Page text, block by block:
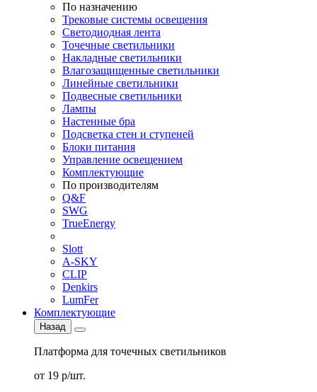
По назначению
Трековые системы освещения
Светодиодная лента
Точечные светильники
Накладные светильники
Влагозащищенные светильники
Линейные светильники
Подвесные светильники
Лампы
Настенные бра
Подсветка стен и ступеней
Блоки питания
Управление освещением
Комплектующие
По производителям
Q&F
SWG
TrueEnergy
Slott
A-SKY
CLIP
Denkirs
LumFer
Комплектующие
Назад
Платформа для точечных светильников
от 19 р/шт.